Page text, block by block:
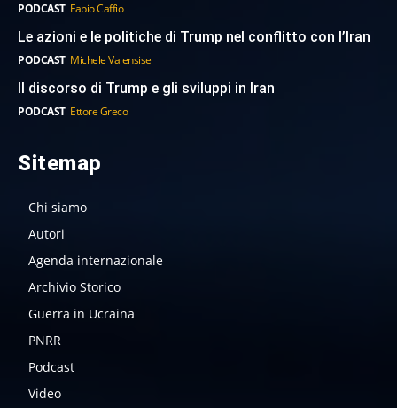
PODCAST Fabio Caffio
Le azioni e le politiche di Trump nel conflitto con l’Iran
PODCAST Michele Valensise
Il discorso di Trump e gli sviluppi in Iran
PODCAST Ettore Greco
Sitemap
Chi siamo
Autori
Agenda internazionale
Archivio Storico
Guerra in Ucraina
PNRR
Podcast
Video